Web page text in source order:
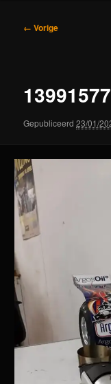
Afbeeldingsnavigatie
← Vorige
Gepubliceerd23/01/